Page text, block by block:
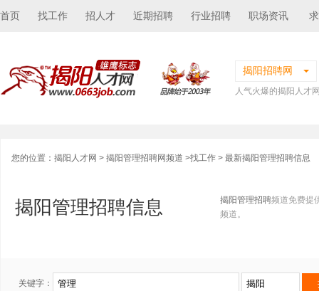
首页 找工作 招人才 近期招聘 行业招聘 职场资讯
揭阳招聘网
人气火爆的揭阳人才
您的位置： 揭阳人才网 > 揭阳管理招聘网频道 >找工作 > 最新揭阳管理招聘信息
揭阳管理招聘信息 揭阳管理招聘频道免费提
频道。
关键字：